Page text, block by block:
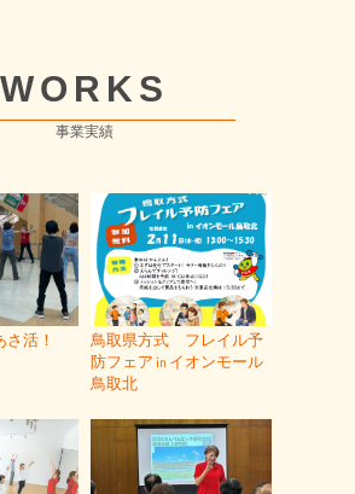
WORKS
事業実績
さ活！
鳥取県方式 フレイル予
防フェア㏌イオンモール
鳥取北